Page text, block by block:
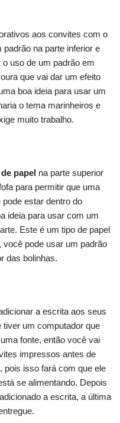
aos convites com o
na parte inferior e
uso de um padrão em
que vai dar um efeito
boa ideia para usar um
o tema marinheiros e
muito trabalho.
papel na parte superior
para permitir que uma
estar dentro do
ideia para usar com um
Este é um tipo de papel
pode usar um padrão
das bolinhas.
a escrita aos seus
um computador que
fonte, então você vai
impressos antes de
pois isso fará com que ele
se alimentando. Depois
a escrita, a última